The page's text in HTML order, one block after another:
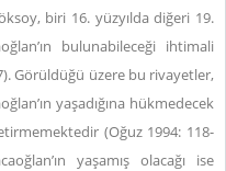
biri 16. yüzyılda diğeri 19.
bulunabileceği ihtimali
Görüldüğü üzere bu rivayetler,
yaşadığına hükmedecek
(Oğuz 1994: 118-
yaşamış olacağı ise